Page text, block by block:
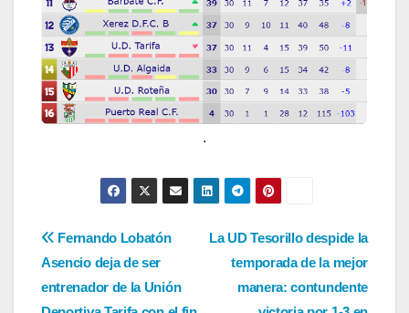
.
Navegación
de
La UD Tesorillo despide la
temporada de la mejor
manera: contundente
Fernando Lobatón
Asencio deja de ser
entrenador de la Unión